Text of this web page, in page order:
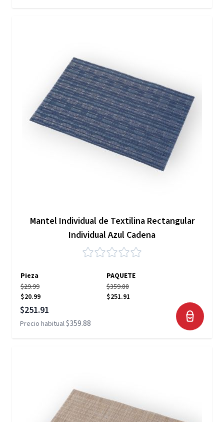
Mantel Individual de Textilina Rectangular
Individual Azul Cadena
Pieza
PAQUETE
$29.99
$20.99
$359.88
$251.91
Precio especial
$251.91
Precio habitual$359.88